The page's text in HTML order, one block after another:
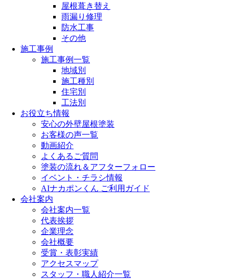
屋根葺き替え
雨漏り修理
防水工事
その他
施工事例
施工事例一覧
地域別
施工種別
住宅別
工法別
お役立ち情報
安心の外壁屋根塗装
お客様の声一覧
動画紹介
よくあるご質問
塗装の流れ＆アフターフォロー
イベント・チラシ情報
AIナカポンくん ご利用ガイド
会社案内
会社案内一覧
代表挨拶
企業理念
会社概要
受賞・表彰実績
アクセスマップ
スタッフ・職人紹介一覧